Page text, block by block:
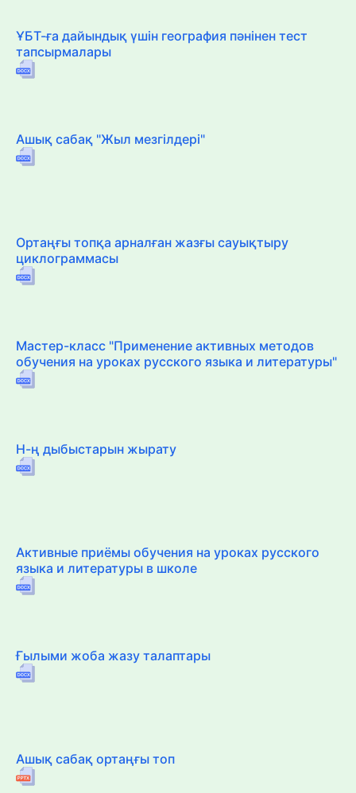
ҰБТ-ға дайындық үшін география пәнінен тест
тапсырмалары
Ашық сабақ "Жыл мезгілдері"
Ортаңғы топқа арналған жазғы сауықтыру
циклограммасы
Мастер-класс "Применение активных методов
обучения на уроках русского языка и литературы"
Н-ң дыбыстарын жырату
Активные приёмы обучения на уроках русского
языка и литературы в школе
Ғылыми жоба жазу талаптары
Ашық сабақ ортаңғы топ